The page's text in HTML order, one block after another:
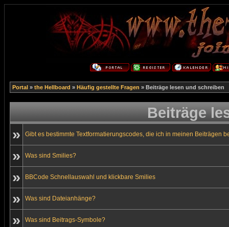
Portal » the Hellboard » Häufig gestellte Fragen » Beiträge lesen und schreiben
Beiträge
»
Gibt es bestimmte Textformatierungscodes, die ich in meinen Beiträgen
» Was sind Smilies?
» BBCode Schnellauswahl und klickbare Smilies
» Was sind Dateianhänge?
» Was sind Beitrags-Symbole?